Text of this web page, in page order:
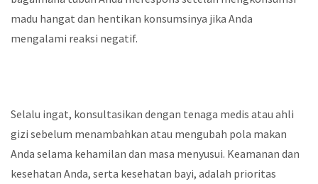
madu hangat dan hentikan konsumsinya jika Anda
mengalami reaksi negatif.
Selalu ingat, konsultasikan dengan tenaga medis atau ahli
gizi sebelum menambahkan atau mengubah pola makan
Anda selama kehamilan dan masa menyusui. Keamanan dan
kesehatan Anda, serta kesehatan bayi, adalah prioritas